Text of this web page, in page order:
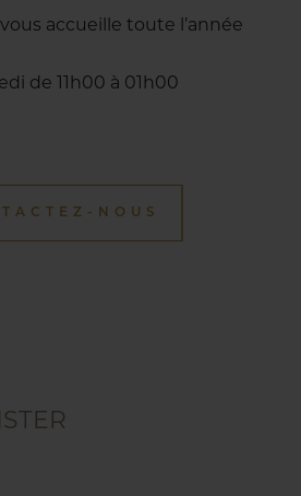
accueille toute l’année
de 11h00 à 01h00
NOUS